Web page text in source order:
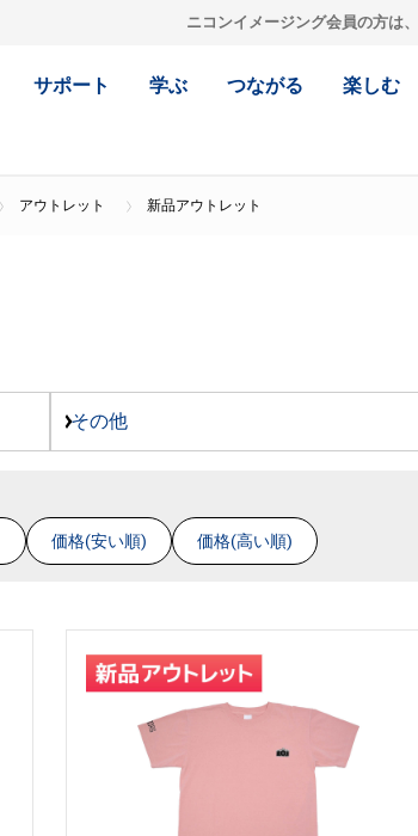
ニコンイメージング会員の方は、
サポート 学ぶ つながる 楽しむ
アウトレット 新品アウトレット
その他
価格(安い順) 価格(高い順)